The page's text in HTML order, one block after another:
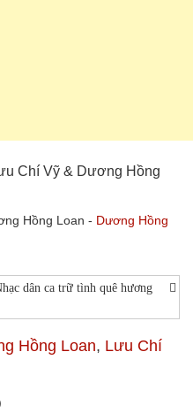
Chí Vỹ & Dương Hồng
Hồng Loan - Dương Hồng
dân ca trữ tình quê hương
Hồng Loan, Lưu Chí